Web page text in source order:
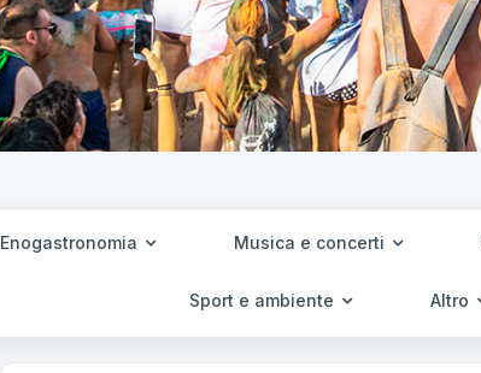
Enogastronomia Musica e concerti
Sport e ambiente Altro